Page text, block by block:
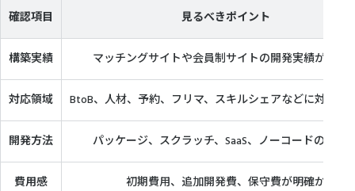
確認項目 見るべきポイント
構築実績 マッチングサイトや会員制サイトの開発実績がある
対応領域 BtoB、人材、予約、フリマ、スキルシェアなどに対応で
開発方法 パッケージ、スクラッチ、SaaS、ノーコードのどれ
費用感 初期費用、追加開発費、保守費が明確か